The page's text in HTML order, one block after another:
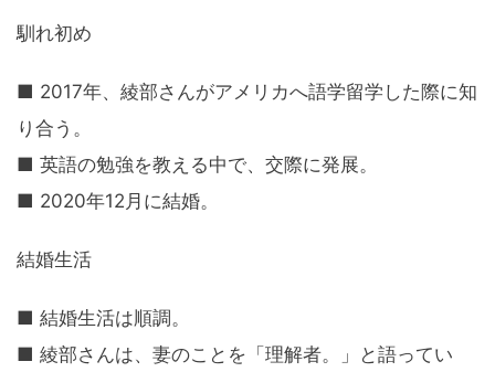
馴れ初め
■ 2017年、綾部さんがアメリカへ語学留学した際に知
り合う。
■ 英語の勉強を教える中で、交際に発展。
■ 2020年12月に結婚。
結婚生活
■ 結婚生活は順調。
■ 綾部さんは、妻のことを「理解者。」と語ってい